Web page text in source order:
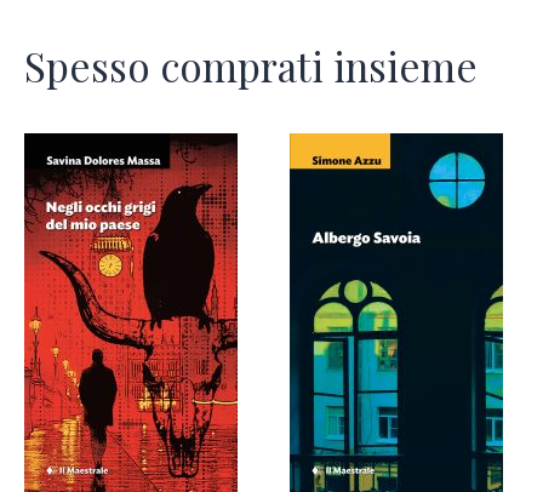
Spesso comprati insieme